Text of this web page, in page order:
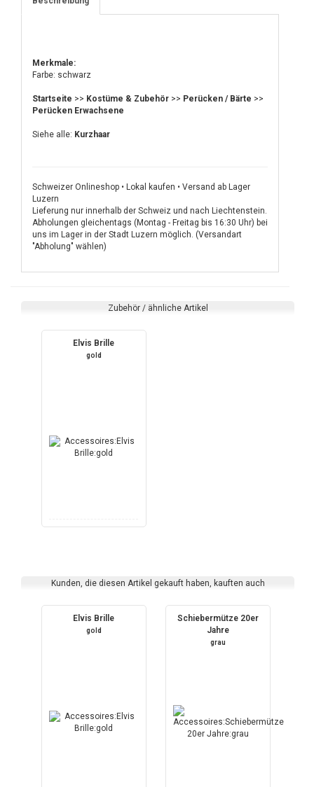
Merkmale:
Farbe: schwarz
Startseite >> Kostüme & Zubehör >> Perücken / Bärte >>
Perücken Erwachsene
Siehe alle: Kurzhaar
Schweizer Onlineshop • Lokal kaufen • Versand ab Lager
Luzern
Lieferung nur innerhalb der Schweiz und nach Liechtenstein.
Abholungen gleichentags (Montag - Freitag bis 16:30 Uhr) bei
uns im Lager in der Stadt Luzern möglich. (Versandart
"Abholung" wählen)
Zubehör / ähnliche Artikel
Elvis Brille
gold
Kunden, die diesen Artikel gekauft haben, kauften auch
Elvis Brille
gold
Schiebermütze 20er
Jahre
grau